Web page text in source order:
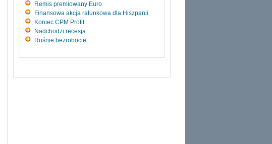
Remis premiowany Euro
Finansowa akcja ratunkowa dla Hiszpanii
Koniec CPM Profit
Nadchodzi recesja
Rośnie bezrobocie